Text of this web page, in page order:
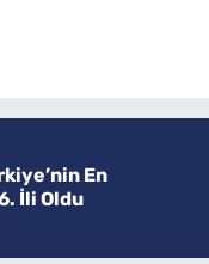
En
İli Oldu